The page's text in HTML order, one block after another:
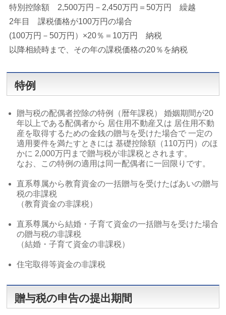
特別控除額 2,500万円－2,450万円＝50万円 繰越
2年目 課税価格が100万円の場合
(100万円－50万円）×20％＝10万円 納税
以降相続時まで、その年の課税価格の20％を納税
特例
贈与税の配偶者控除の特例（暦年課税） 婚姻期間が20
年以上である配偶者から 居住用不動産又は 居住用不動
産を取得するための金銭の贈与を受けた場合で 一定の
適用要件を満たすときには 基礎控除額（110万円）のほ
かに 2,000万円まで贈与税が非課税とされます。
なお、この特例の適用は同一配偶者に一回限りです。
直系尊属から教育資金の一括贈与を受けたばあいの贈与
税の非課税
（教育資金の非課税）
直系尊属から結婚・子育て資金の一括贈与を受けた場合
の贈与税の非課税
（結婚・子育て資金の非課税）
住宅取得等資金の非課税
贈与税の申告の提出期間